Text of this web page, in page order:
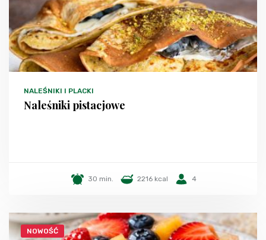
NALEŚNIKI I PLACKI
Naleśniki pistacjowe
30 min. 2216 kcal 4
NOWOŚĆ